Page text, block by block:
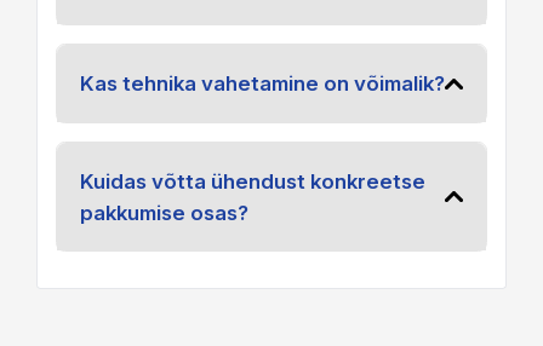
Kas tehnika vahetamine on võimalik?
Kuidas võtta ühendust konkreetse
pakkumise osas?